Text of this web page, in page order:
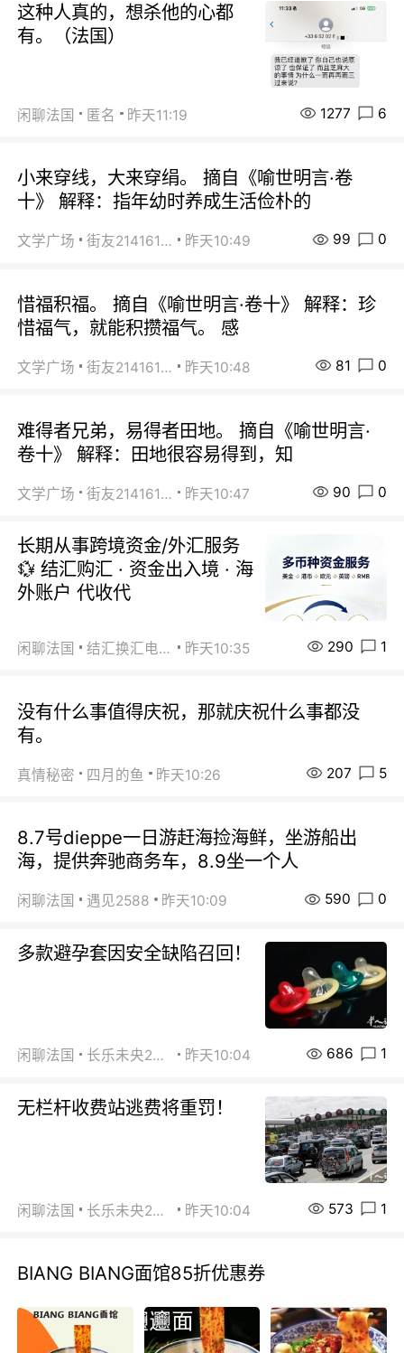
这种人真的，想杀他的心都
有。（法国）
闲聊法国 匿名 昨天11:19 1277 6
小来穿线，大来穿绢。 摘自《喻世明言·卷
十》 解释：指年幼时养成生活俭朴的
文学广场 街友21416156 昨天10:49 99 0
惜福积福。 摘自《喻世明言·卷十》 解释：珍
惜福气，就能积攒福气。 感
文学广场 街友21416156 昨天10:48 81 0
难得者兄弟，易得者田地。 摘自《喻世明言·
卷十》 解释：田地很容易得到，知
文学广场 街友21416156 昨天10:47 90 0
长期从事跨境资金/外汇服务
💱 结汇购汇 · 资金出入境 · 海
外账户 代收代
闲聊法国 结汇换汇电汇 昨天10:35 290 1
没有什么事值得庆祝，那就庆祝什么事都没
有。
真情秘密 四月的鱼 昨天10:26 207 5
8.7号dieppe一日游赶海捡海鲜，坐游船出
海，提供奔驰商务车，8.9坐一个人
闲聊法国 遇见2588 昨天10:09 590 0
多款避孕套因安全缺陷召回！
闲聊法国 长乐未央2015 昨天10:04 686 1
无栏杆收费站逃费将重罚！
闲聊法国 长乐未央2015 昨天10:04 573 1
BIANG BIANG面馆85折优惠券